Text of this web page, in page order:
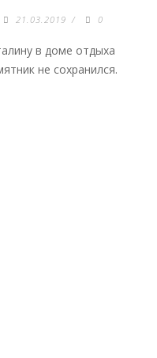
21.03.2019 / 0
в доме отдыха
не сохранился.